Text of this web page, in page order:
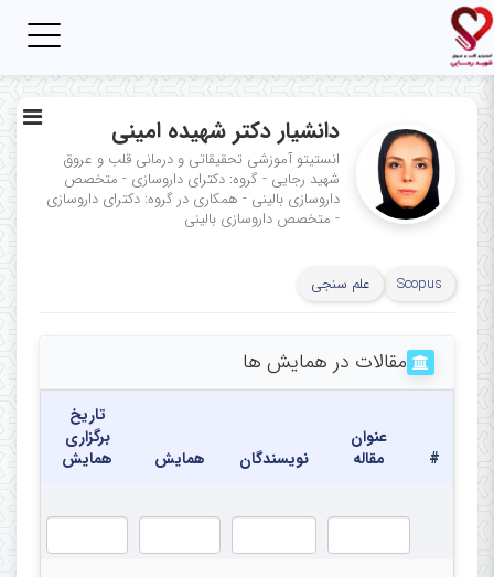
دانشیار دکتر شهیده امینی
انستیتو آموزشی تحقیقاتی و درمانی قلب و عروق
شهید رجایی - گروه: دکترای داروسازی - متخصص
داروسازی بالینی - همکاری در گروه: دکترای داروسازی
- متخصص داروسازی بالینی
Scopus علم سنجی
مقالات در همایش ها
#
عنوان
مقاله
نویسندگان همایش
تاریخ
برگزاری
همایش